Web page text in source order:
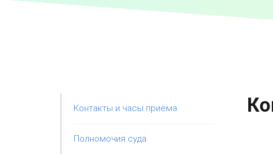
Контакты и часы приёма
Полномочия суда